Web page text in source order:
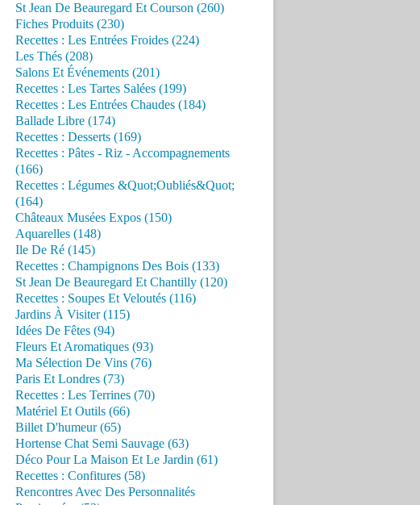
St Jean De Beauregard Et Courson (260)
Fiches Produits (230)
Recettes : Les Entrées Froides (224)
Les Thés (208)
Salons Et Événements (201)
Recettes : Les Tartes Salées (199)
Recettes : Les Entrées Chaudes (184)
Ballade Libre (174)
Recettes : Desserts (169)
Recettes : Pâtes - Riz - Accompagnements
(166)
Recettes : Légumes &Quot;Oubliés&Quot;
(164)
Châteaux Musées Expos (150)
Aquarelles (148)
Ile De Ré (145)
Recettes : Champignons Des Bois (133)
St Jean De Beauregard Et Chantilly (120)
Recettes : Soupes Et Veloutés (116)
Jardins À Visiter (115)
Idées De Fêtes (94)
Fleurs Et Aromatiques (93)
Ma Sélection De Vins (76)
Paris Et Londres (73)
Recettes : Les Terrines (70)
Matériel Et Outils (66)
Billet D'humeur (65)
Hortense Chat Semi Sauvage (63)
Déco Pour La Maison Et Le Jardin (61)
Recettes : Confitures (58)
Rencontres Avec Des Personnalités